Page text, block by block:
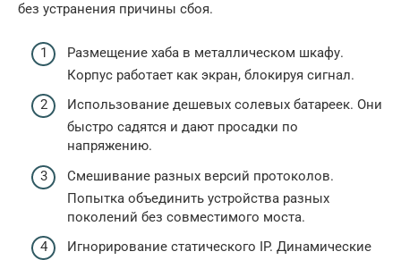
без устранения причины сбоя.
Размещение хаба в металлическом шкафу.
Корпус работает как экран, блокируя сигнал.
Использование дешевых солевых батареек. Они
быстро садятся и дают просадки по
напряжению.
Смешивание разных версий протоколов.
Попытка объединить устройства разных
поколений без совместимого моста.
Игнорирование статического IP. Динамические